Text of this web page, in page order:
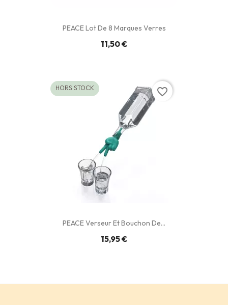
PEACE Lot De 8 Marques Verres
11,50 €
PEACE Verseur Et Bouchon De...
15,95 €
HORS STOCK favorite_border